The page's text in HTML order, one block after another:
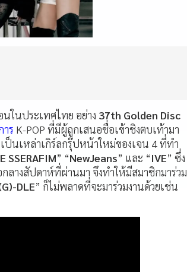
ในประเทศไทย อย่าง 37th Golden Disc
ร K-POP ที่มีผู้ถูกเสนอชื่อเข้าชิงตบเท้ามา
ป็นเหล่าเกิร์ลกรุ๊ปหน้าใหม่ของเจน 4 ที่ทำ
SSERAFIM” “NewJeans” และ “IVE” ซึ่ง
ลางสัปดาห์ที่ผ่านมา จึงทำให้มีสมาชิกมาร่วม
DLE” ก็ไม่พลาดที่จะมาร่วมงานด้วยเช่น